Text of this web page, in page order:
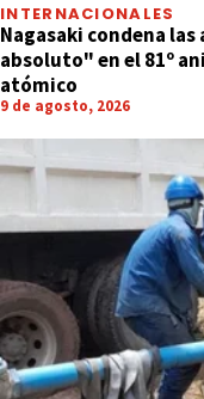
INTERNACIONALES
Nagasaki condena
absoluto" en el 81º
atómico
9 de agosto, 2026